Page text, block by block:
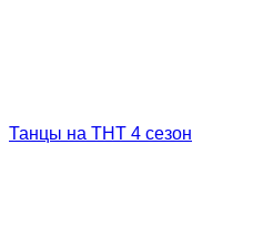
Танцы на ТНТ 4 сезон